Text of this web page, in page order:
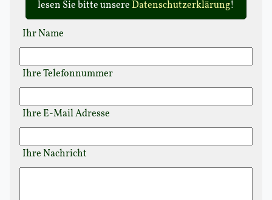
lesen Sie bitte unsere Datenschutzerklärung!
Ihr Name
Ihre Telefonnummer
Ihre E-Mail Adresse
Ihre Nachricht